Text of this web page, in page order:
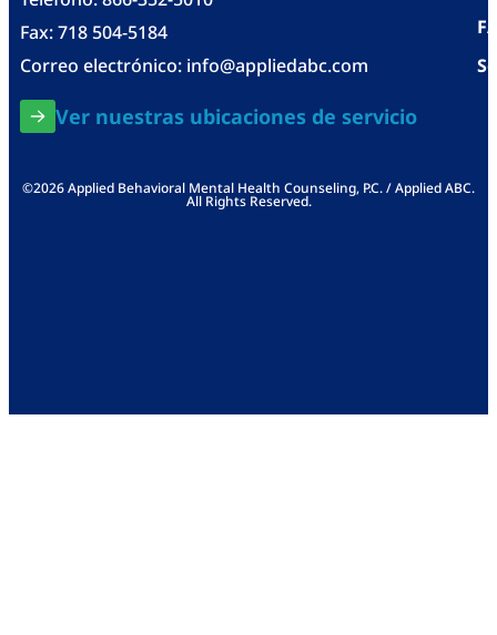
Fax: 718 504-5184
Correo electrónico: info@appliedabc.com
Ver nuestras ubicaciones de servicio
©2026 Applied Behavioral Mental Health Counseling, P.C. / Applied ABC.
All Rights Reserved.